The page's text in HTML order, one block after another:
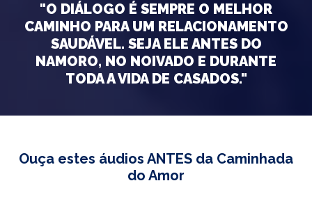
"O DIÁLOGO É SEMPRE O MELHOR
CAMINHO PARA UM RELACIONAMENTO
SAUDÁVEL. SEJA ELE ANTES DO
NAMORO, NO NOIVADO E DURANTE
TODA A VIDA DE CASADOS."
Ouça estes áudios ANTES da Caminhada
do Amor